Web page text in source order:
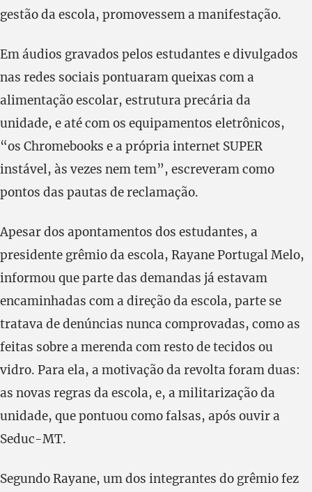
gestão da escola, promovessem a manifestação.
Em áudios gravados pelos estudantes e divulgados
nas redes sociais pontuaram queixas com a
alimentação escolar, estrutura precária da
unidade, e até com os equipamentos eletrônicos,
“os Chromebooks e a própria internet SUPER
instável, às vezes nem tem”, escreveram como
pontos das pautas de reclamação.
Apesar dos apontamentos dos estudantes, a
presidente grêmio da escola, Rayane Portugal Melo,
informou que parte das demandas já estavam
encaminhadas com a direção da escola, parte se
tratava de denúncias nunca comprovadas, como as
feitas sobre a merenda com resto de tecidos ou
vidro. Para ela, a motivação da revolta foram duas:
as novas regras da escola, e, a militarização da
unidade, que pontuou como falsas, após ouvir a
Seduc-MT.
Segundo Rayane, um dos integrantes do grêmio fez